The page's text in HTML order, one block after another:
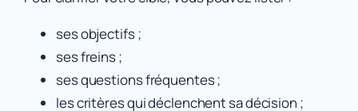
ses objectifs ;
ses freins ;
ses questions fréquentes ;
les critères qui déclenchent sa décision ;